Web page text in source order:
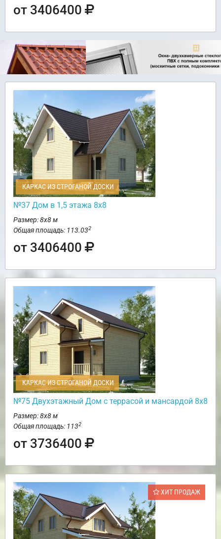
от 3406400
КАРКАС ИЗ СТРОГАНОЙ ДОСКИ
№37 Дом в 1,5 этажа 8х8
Размер: 8х8 м
Общая площадь: 113.032
от 3406400
КАРКАС ИЗ СТРОГАНОЙ ДОСКИ
№75 Двухэтажный Дом с террасой и мансардой 8х8
Размер: 8х8 м
Общая площадь: 1132
от 3736400
ХИТ ПРОДАЖ